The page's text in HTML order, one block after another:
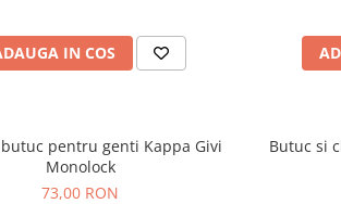
IN COS
pentru genti Kappa Givi
Monolock
73,00 RON
Butuc si